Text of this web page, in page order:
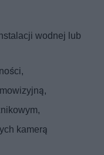
wodnej lub
kamerą